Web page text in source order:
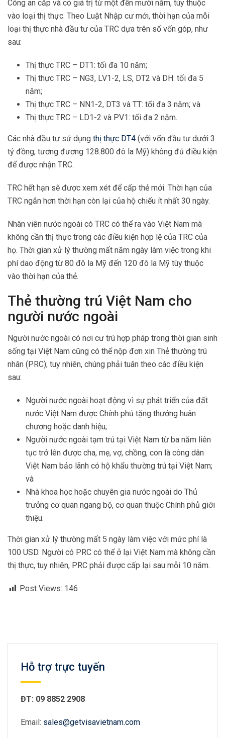
Công an cấp và có giá trị từ một đến mười năm, tùy thuộc
vào loại thị thực. Theo Luật Nhập cư mới, thời hạn của mỗi
loại thị thực nhà đầu tư của TRC dựa trên số vốn góp, như
sau:
Thị thực TRC – DT1: tối đa 10 năm;
Thị thực TRC – NG3, LV1-2, LS, DT2 và DH: tối đa 5
năm;
Thị thực TRC – NN1-2, DT3 và TT: tối đa 3 năm; và
Thị thực TRC – LD1-2 và PV1: tối đa 2 năm.
Các nhà đầu tư sử dụng thị thực DT4 (với vốn đầu tư dưới 3
tỷ đồng, tương đương 128.800 đô la Mỹ) không đủ điều kiện
để được nhận TRC.
TRC hết hạn sẽ được xem xét để cấp thẻ mới. Thời hạn của
TRC ngắn hơn thời hạn còn lại của hộ chiếu ít nhất 30 ngày.
Nhân viên nước ngoài có TRC có thể ra vào Việt Nam mà
không cần thị thực trong các điều kiện hợp lệ của TRC của
họ. Thời gian xử lý thường mất năm ngày làm việc trong khi
phí dao động từ 80 đô la Mỹ đến 120 đô la Mỹ tùy thuộc
vào thời hạn của thẻ.
Thẻ thường trú Việt Nam cho
người nước ngoài
Người nước ngoài có nơi cư trú hợp pháp trong thời gian sinh
sống tại Việt Nam cũng có thể nộp đơn xin Thẻ thường trú
nhân (PRC); tuy nhiên, chúng phải tuân theo các điều kiện
sau:
Người nước ngoài hoạt động vì sự phát triển của đất
nước Việt Nam được Chính phủ tặng thưởng huân
chương hoặc danh hiệu;
Người nước ngoài tạm trú tại Việt Nam từ ba năm liên
tục trở lên được cha, mẹ, vợ, chồng, con là công dân
Việt Nam bảo lãnh có hộ khẩu thường trú tại Việt Nam;
và
Nhà khoa học hoặc chuyên gia nước ngoài do Thủ
trưởng cơ quan ngang bộ, cơ quan thuộc Chính phủ giới
thiệu.
Thời gian xử lý thường mất 5 ngày làm việc với mức phí là
100 USD. Người có PRC có thể ở lại Việt Nam mà không cần
thị thực, tuy nhiên, PRC phải được cấp lại sau mỗi 10 năm.
Post Views: 146
Hỗ trợ trực tuyến
ĐT: 09 8852 2908
Email: sales@getvisavietnam.com